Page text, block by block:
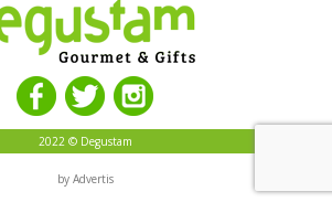
2022 © Degustam
by Advertis